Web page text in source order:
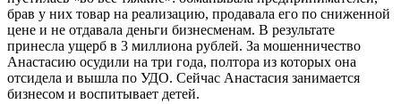
брав у них товар на реализацию, продавала его по сниженной
цене и не отдавала деньги бизнесменам. В результате
принесла ущерб в 3 миллиона рублей. За мошенничество
Анастасию осудили на три года, полтора из которых она
отсидела и вышла по УДО. Сейчас Анастасия занимается
бизнесом и воспитывает детей.